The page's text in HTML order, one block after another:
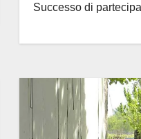
Successo di